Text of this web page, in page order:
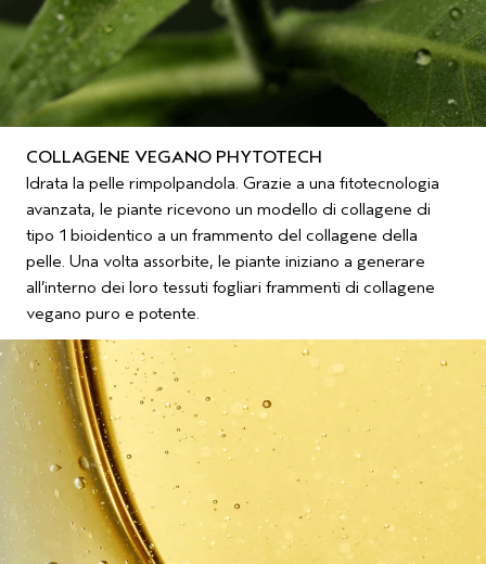
COLLAGENE VEGANO PHYTOTECH
Idrata la pelle rimpolpandola. Grazie a una fitotecnologia
avanzata, le piante ricevono un modello di collagene di
tipo 1 bioidentico a un frammento del collagene della
pelle. Una volta assorbite, le piante iniziano a generare
all’interno dei loro tessuti fogliari frammenti di collagene
vegano puro e potente.